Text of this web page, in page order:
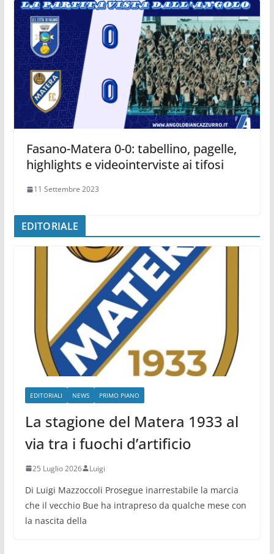
Fasano-Matera 0-0: tabellino, pagelle,
highlights e videointerviste ai tifosi
11 Settembre 2023
EDITORIALE
EDITORIALI NEWS PRIMO PIANO
La stagione del Matera 1933 al
via tra i fuochi d’artificio
25 Luglio 2026 Luigi
Di Luigi Mazzoccoli Prosegue inarrestabile la marcia
che il vecchio Bue ha intrapreso da qualche mese con
la nascita della